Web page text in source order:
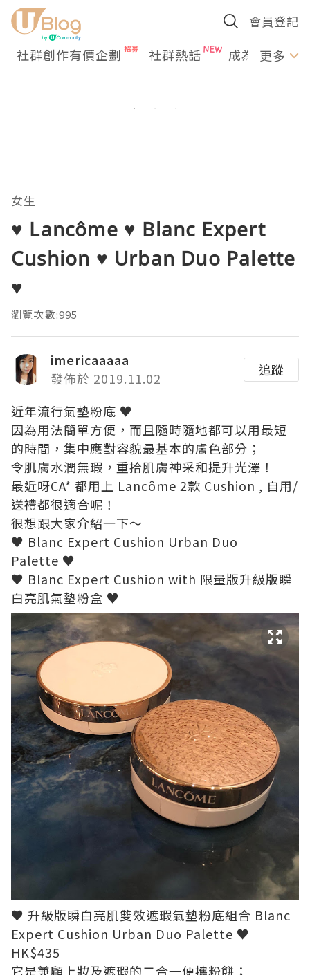
會員登記
社群創作有價企劃 社群熱話 成為U更多
女生
♥ Lancôme ♥ Blanc Expert
Cushion ♥ Urban Duo Palette
♥
瀏覽次數:995
imericaaaaa
發佈於 2019.11.02
追蹤
近年流行氣墊粉底 ♥
因為用法簡單方便，而且隨時隨地都可以用最短
的時間，集中應對容貌最基本的膚色部分；
令肌膚水潤無瑕，重拾肌膚神采和提升光澤！
最近呀CA* 都用上 Lancôme 2款 Cushion , 自用/
送禮都很適合呢！
很想跟大家介紹一下～
♥ Blanc Expert Cushion Urban Duo
Palette ♥
♥ Blanc Expert Cushion with 限量版升級版瞬
白亮肌氣墊粉盒 ♥
♥ 升級版瞬白亮肌雙效遮瑕氣墊粉底組合 Blanc
Expert Cushion Urban Duo Palette ♥
HK$435
它是兼顧上妝及遮瑕的二合一便攜粉餅；